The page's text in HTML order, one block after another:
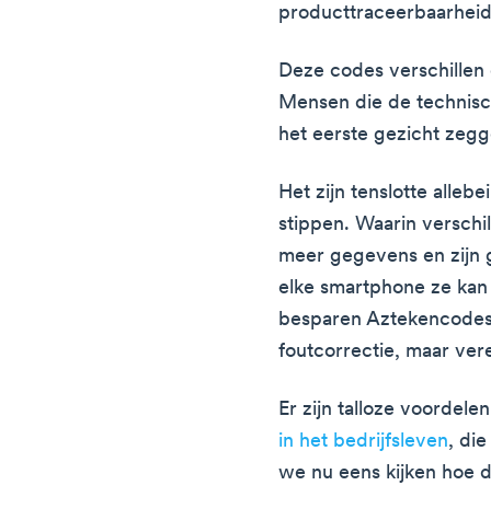
Deze codes
Mensen die de
het eerste gezicht
Het zijn tenslotte
stippen. Waarin
meer gegevens en zijn
elke smartphone ze
besparen
foutcorrectie, maar
Er zijn talloze
in het bedrijfsleven,
we nu eens kijken hoe